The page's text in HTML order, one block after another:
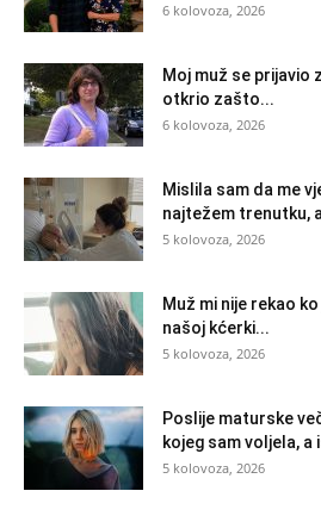
6 kolovoza, 2026
Moj muž se prijavio
otkrio zašto...
6 kolovoza, 2026
Mislila sam da me
najtežem trenutku,
5 kolovoza, 2026
Muž mi nije rekao
našoj kćerki...
5 kolovoza, 2026
Poslije maturske
kojeg sam voljela, a
5 kolovoza, 2026